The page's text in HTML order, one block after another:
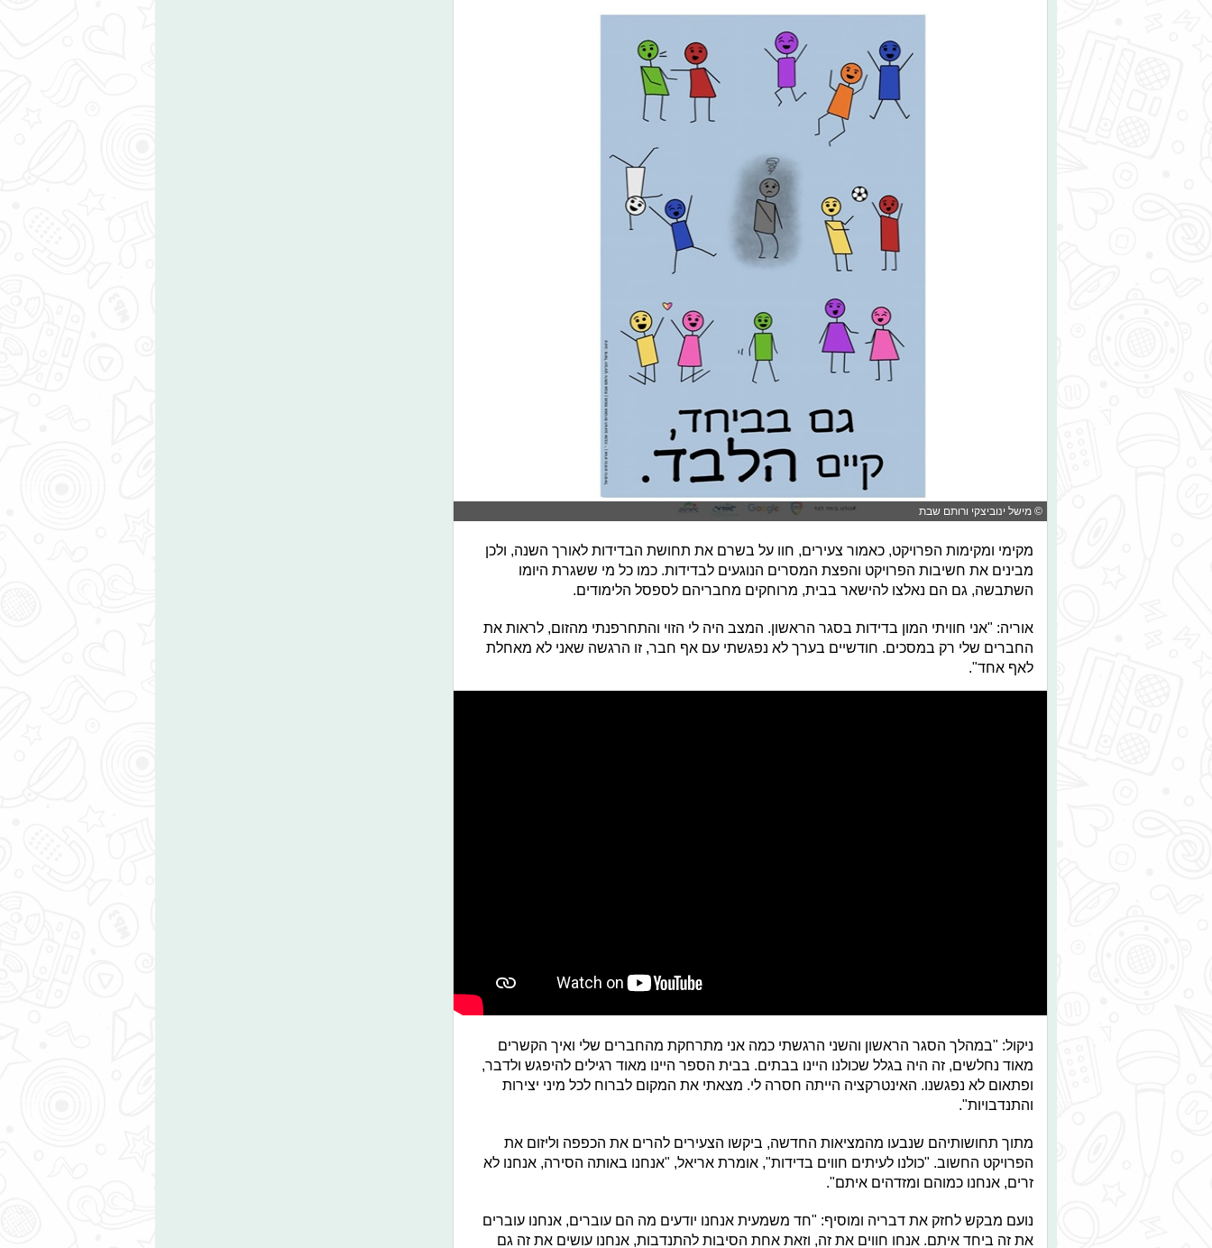
© מישל ינוביצקי ורותם שבת
מקימי ומקימות הפרויקט, כאמור צעירים, חוו על בשרם את תחושת הבדידות לאורך השנה, ולכן
מבינים את חשיבות הפרויקט והפצת המסרים הנוגעים לבדידות. כמו כל מי ששגרת היומו
השתבשה, גם הם נאלצו להישאר בבית, מרוחקים מחבריהם לספסל הלימודים.
אוריה: "אני חוויתי המון בדידות בסגר הראשון. המצב היה לי הזוי והתחרפנתי מהזום, לראות את
החברים שלי רק במסכים. חודשיים בערך לא נפגשתי עם אף חבר, זו הרגשה שאני לא מאחלת
לאף אחד".
ניקול: "במהלך הסגר הראשון והשני הרגשתי כמה אני מתרחקת מהחברים שלי ואיך הקשרים
מאוד נחלשים, זה היה בגלל שכולנו היינו בבתים. בבית הספר היינו מאוד רגילים להיפגש ולדבר,
ופתאום לא נפגשנו. האינטרקציה הייתה חסרה לי. מצאתי את המקום לברוח לכל מיני יצירות
והתנדבויות".
מתוך תחושותיהם שנבעו מהמציאות החדשה, ביקשו הצעירים להרים את הכפפה וליזום את
הפרויקט החשוב. "כולנו לעיתים חווים בדידות", אומרת אריאל, "אנחנו באותה הסירה, אנחנו לא
זרים, אנחנו כמוהם ומזדהים איתם".
נועם מבקש לחזק את דבריה ומוסיף: "חד משמעית אנחנו יודעים מה הם עוברים, אנחנו עוברים
את זה ביחד איתם. אנחו חווים את זה, וזאת אחת הסיבות להתנדבות, אנחנו עושים את זה גם